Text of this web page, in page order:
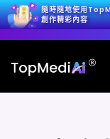
影片，呈現極致
隨時隨地使用
創作精彩內容